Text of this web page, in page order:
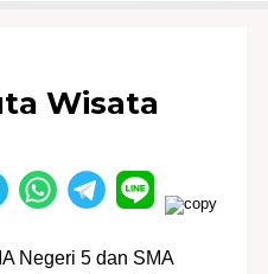
Wisata
Negeri 5 dan SMA